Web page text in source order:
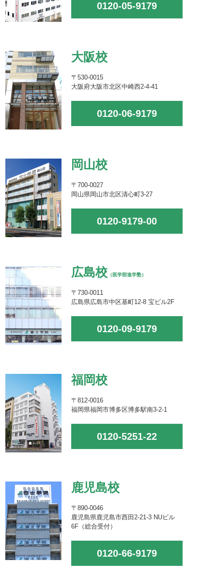
0120-05-9179
大阪校
〒530-0015
大阪府大阪市北区中崎西2-4-41
0120-06-9179
岡山校
〒700-0027
岡山県岡山市北区清心町3-27
0120-9179-00
広島校 （医学部進学塾）
〒730-0011
広島県広島市中区基町12-8 宝ビル2F
0120-09-9179
福岡校
〒812-0016
福岡県福岡市博多区博多駅南3-2-1
0120-5251-22
鹿児島校
〒890-0046
鹿児島県鹿児島市西田2-21-3 NUビル
6F（総合受付）
0120-66-9179